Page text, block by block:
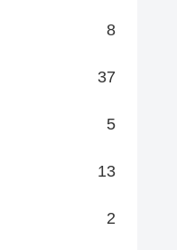
8
37
5
13
2